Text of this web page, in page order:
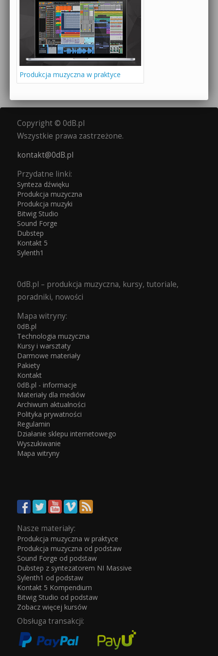
Produkcja muzyczna w praktyce
Copyright © 0dB.pl
Wszystkie prawa zastrzeżone.
kontakt@0dB.pl
Przydatne linki:
Synteza dźwięku
Produkcja muzyczna
Produkcja muzyki
Bitwig Studio
Sound Forge
Dubstep
Kontakt 5
Sylenth1
0dB.pl – produkcja muzyczna, kursy, tutoriale,
poradniki, nowości
Mapa witryny:
0dB.pl
Technologia muzyczna
Kursy i warsztaty
Darmowe materiały
Pakiety
Kontakt
0dB.pl - informacje
Materiały dla mediów
Archiwum aktualności
Polityka prywatności
Regulamin
Działanie sklepu internetowego
Wyszukiwanie
Mapa witryny
Nasze materiały:
Produkcja muzyczna w praktyce
Produkcja muzyczna od podstaw
Sound Forge od podstaw
Dubstep z syntezatorem NI Massive
Sylenth1 od podstaw
Kontakt 5 Kompendium
Bitwig Studio od podstaw
Zobacz więcej kursów
Obsługa transakcji: